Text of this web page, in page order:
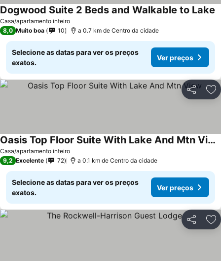
Casa/apartamento inteiro
Dogwood Suite 2 Beds and Walkable to Lake
8,0 Muito boa 10 a 0.7 km de Centro da cidade
Selecione as datas para ver os preços
exatos.
Ver preços
Partilhar
Casa/apartamento inteiro
Oasis Top Floor Suite With Lake And Mtn View
9,2 Excelente 72 a 0.1 km de Centro da cidade
Selecione as datas para ver os preços
exatos.
Ver preços
Partilhar